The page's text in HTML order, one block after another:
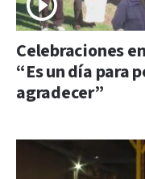
Celebraciones
“Es un día para
agradecer”